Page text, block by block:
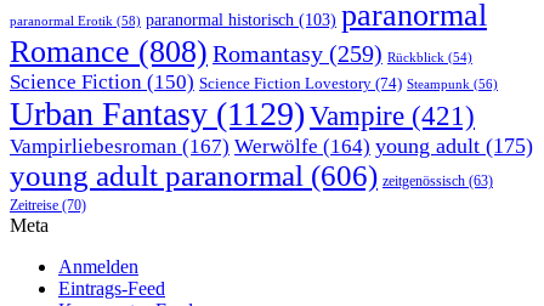
paranormal Erotik (58) paranormal historisch (103) paranormal
Romance (808) Romantasy (259) Rückblick (54)
Science Fiction (150) Science Fiction Lovestory (74) Steampunk (56)
Urban Fantasy (1129) Vampire (421)
Vampirliebesroman (167) Werwölfe (164) young adult (175)
young adult paranormal (606) zeitgenössisch (63)
Zeitreise (70)
Meta
Anmelden
Eintrags-Feed